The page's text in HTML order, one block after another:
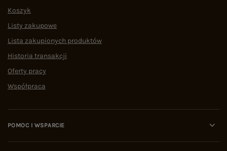
Koszyk
Listy zakupowe
Lista zakupionych produktów
Historia transakcji
Oferty pracy
Współpraca
POMOC I WSPARCIE